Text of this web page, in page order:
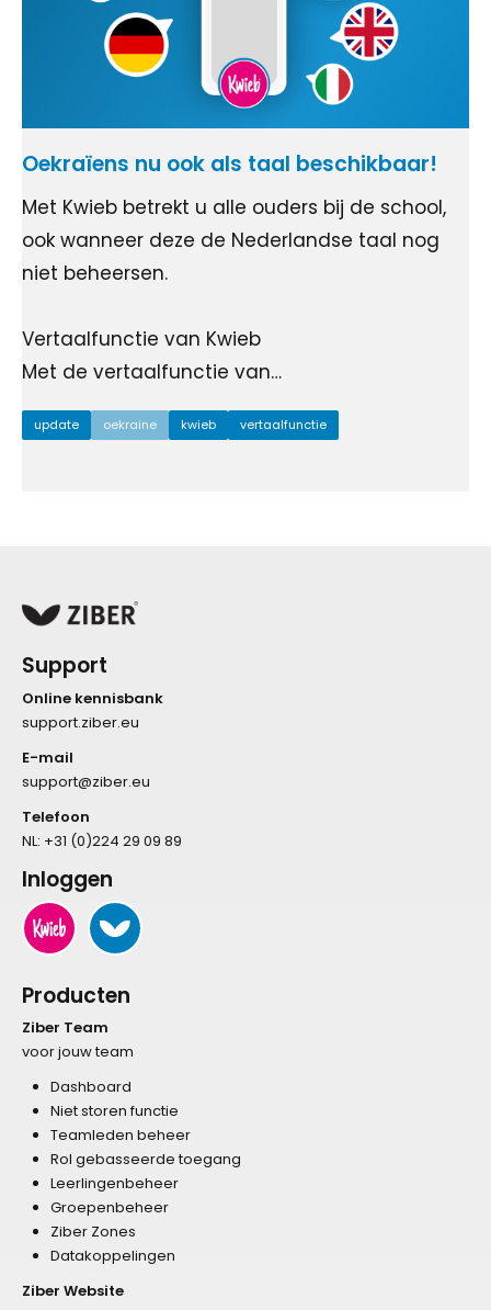
Oekraïens nu ook als taal beschikbaar!
Met Kwieb betrekt u alle ouders bij de school,
ook wanneer deze de Nederlandse taal nog
niet beheersen.
Vertaalfunctie van Kwieb
Met de vertaalfunctie van…
update oekraine kwieb vertaalfunctie
Support
Online kennisbank
support.ziber.eu
E-mail
support@ziber.eu
Telefoon
NL: +31 (0)224 29 09 89
Inloggen
Producten
Ziber Team
voor jouw team
Dashboard
Niet storen functie
Teamleden beheer
Rol gebasseerde toegang
Leerlingenbeheer
Groepenbeheer
Ziber Zones
Datakoppelingen
Ziber Website